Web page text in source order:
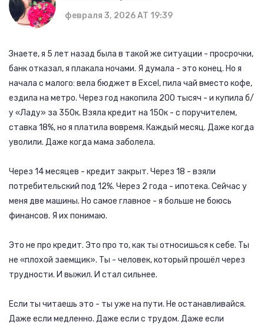
февраля 3, 2026 AT 19:39
Знаете, я 5 лет назад была в такой же ситуации - просрочки,
банк отказал, я плакала ночами. Я думала - это конец. Но я
начала с малого: вела бюджет в Excel, пила чай вместо кофе,
ездила на метро. Через год накопила 200 тысяч - и купила б/
у «Ладу» за 350к. Взяла кредит на 150к - с поручителем,
ставка 18%, но я платила вовремя. Каждый месяц. Даже когда
уволили. Даже когда мама заболела.
Через 14 месяцев - кредит закрыт. Через 18 - взяли
потребительский под 12%. Через 2 года - ипотека. Сейчас у
меня две машины. Но самое главное - я больше не боюсь
финансов. Я их понимаю.
Это не про кредит. Это про то, как ты относишься к себе. Ты
не «плохой заемщик». Ты - человек, который прошёл через
трудности. И выжил. И стал сильнее.
Если ты читаешь это - ты уже на пути. Не останавливайся.
Даже если медленно. Даже если с трудом. Даже если